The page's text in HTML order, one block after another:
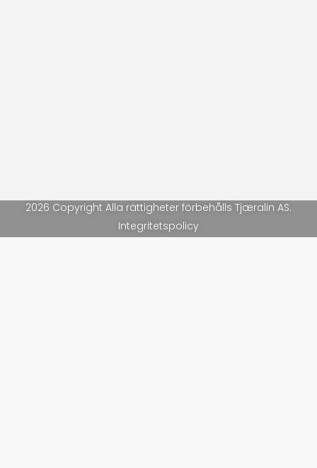
2026 Copyright Alla rättigheter förbehålls Tjæralin AS.
Integritetspolicy